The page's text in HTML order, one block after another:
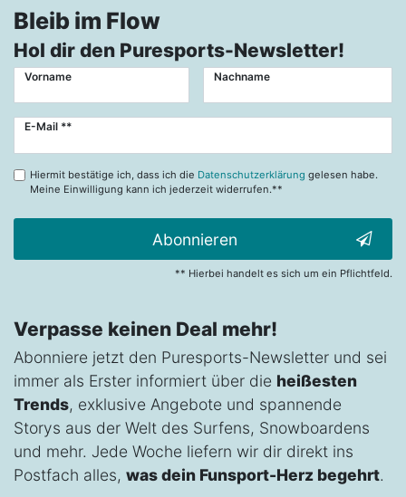
Bleib im Flow
Hol dir den Puresports-Newsletter!
Vorname Nachname
E-Mail **
Newsletter
Hiermit bestätige ich, dass ich die Datenschutzerklärung gelesen habe.
Meine Einwilligung kann ich jederzeit widerrufen.**
Abonnieren
** Hierbei handelt es sich um ein Pflichtfeld.
Verpasse keinen Deal mehr!
Abonniere jetzt den Puresports-Newsletter und sei
immer als Erster informiert über die heißesten
Trends, exklusive Angebote und spannende
Storys aus der Welt des Surfens, Snowboardens
und mehr. Jede Woche liefern wir dir direkt ins
Postfach alles, was dein Funsport-Herz begehrt.